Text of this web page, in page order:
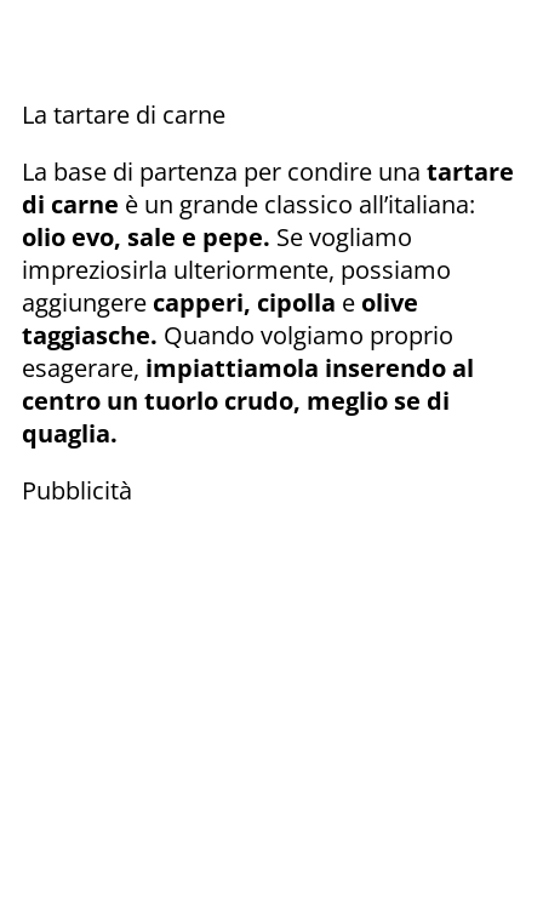
La tartare di carne
La base di partenza per condire una tartare
di carne è un grande classico all’italiana:
olio evo, sale e pepe. Se vogliamo
impreziosirla ulteriormente, possiamo
aggiungere capperi, cipolla e olive
taggiasche. Quando volgiamo proprio
esagerare, impiattiamola inserendo al
centro un tuorlo crudo, meglio se di
quaglia.
Pubblicità